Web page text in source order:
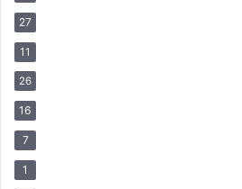
27
11
26
16
7
1